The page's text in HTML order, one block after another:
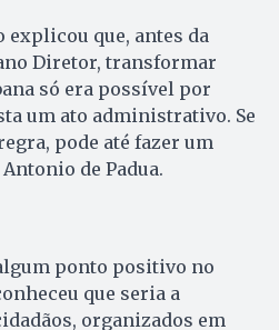
explicou que, antes da
Diretor, transformar
só era possível por
um ato administrativo. Se
pode até fazer um
de Padua.
ponto positivo no
que seria a
organizados em